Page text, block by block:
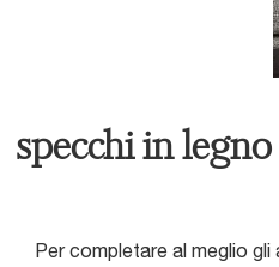
specchi in
Per completare al meglio